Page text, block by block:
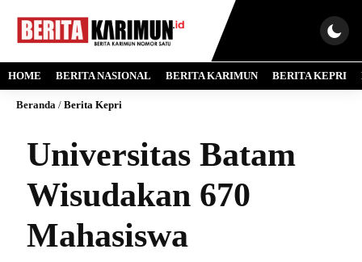
HOME BERITA NASIONAL BERITA KARIMUN BERITA KEPRI
Beranda / Berita Kepri
Universitas Batam
Wisudakan 670
Mahasiswa